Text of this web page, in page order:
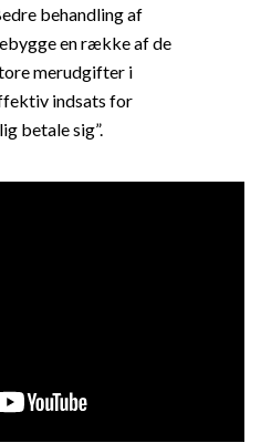
behandling af
en række af de
merudgifter i
indsats for
betale sig”.